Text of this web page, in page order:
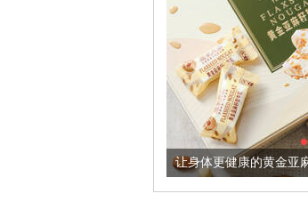
让身体更健康的黄金亚麻籽